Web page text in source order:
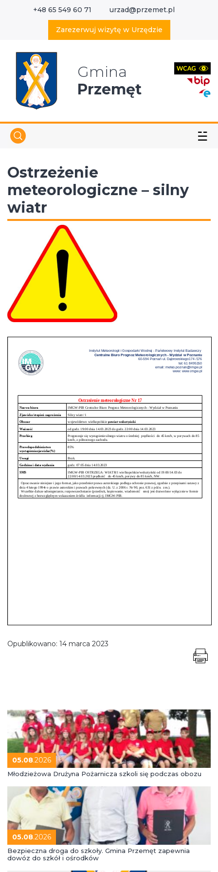
+48 65 549 60 71 urzad@przemet.pl
Zarezerwuj wizytę w Urzędzie
Gmina
Przemęt
☱
Ostrzeżenie
meteorologiczne – silny
wiatr
Opublikowano: 14 marca 2023
05.08.2026
Młodzieżowa Drużyna Pożarnicza szkoli się podczas obozu
05.08.2026
Bezpieczna droga do szkoły. Gmina Przemęt zapewnia
dowóz do szkół i ośrodków
Wyszukaj w serwisie